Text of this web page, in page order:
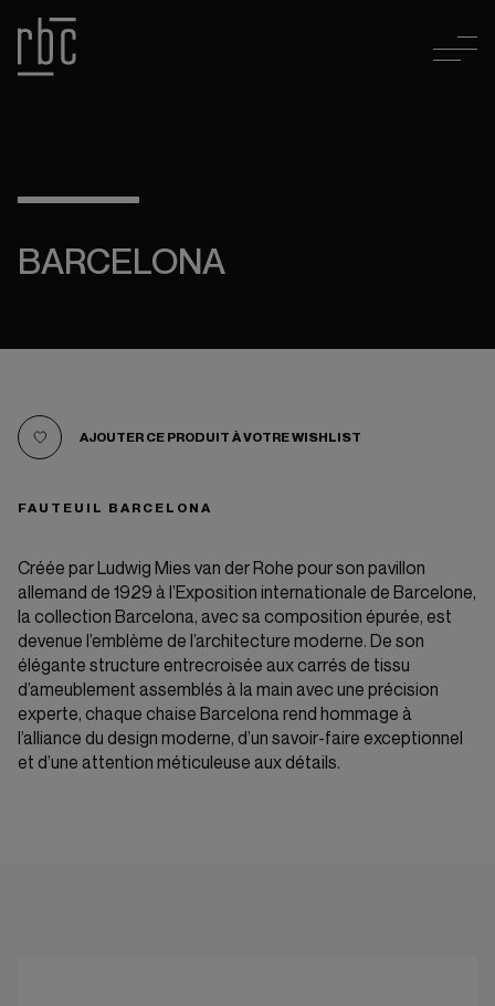
BARCELONA
AJOUTER CE PRODUIT À VOTRE WISHLIST
FAUTEUIL BARCELONA
Créée par Ludwig Mies van der Rohe pour son pavillon
allemand de 1929 à l’Exposition internationale de Barcelone,
la collection Barcelona, ​​avec sa composition épurée, est
devenue l’emblème de l’architecture moderne. De son
élégante structure entrecroisée aux carrés de tissu
d’ameublement assemblés à la main avec une précision
experte, chaque chaise Barcelona rend hommage à
l’alliance du design moderne, d’un savoir-faire exceptionnel
et d’une attention méticuleuse aux détails.